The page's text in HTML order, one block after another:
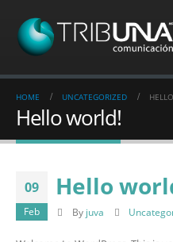
HOME UNCATEGORIZED
Hello world!
09
Feb
Hello
By juva